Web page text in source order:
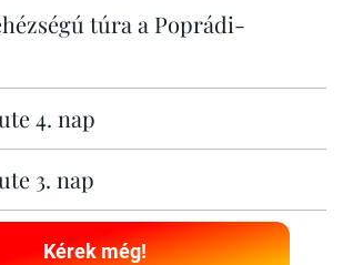
túra a Poprádi-
4. nap
3. nap
Kérek még!